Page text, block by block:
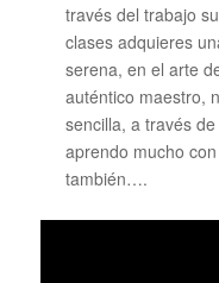
través del trabajo
clases adquieres
serena, en el arte
auténtico maestro,
sencilla, a través
aprendo mucho
también….